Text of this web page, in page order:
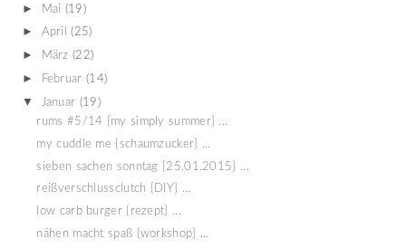
► Mai (19)
► April (25)
► März (22)
► Februar (14)
▼ Januar (19)
rums #5/14 {my simply summer} ...
my cuddle me {schaumzucker} ...
sieben sachen sonntag {25.01.2015} ...
reißverschlussclutch {DIY} ...
low carb burger {rezept} ...
nähen macht spaß {workshop} ...